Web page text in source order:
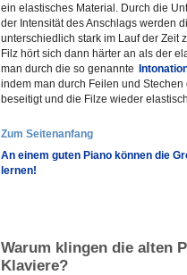
ein elastisches Material. Durch die
der Intensität des Anschlags werden
unterschiedlich stark im Lauf der Zeit
Filz hört sich dann härter an als der
man durch die so genannte
indem man durch Feilen und
beseitigt und die Filze wieder
Zum Seitenanfang
An einem guten Piano können die
lernen!
Warum klingen die alten
Klaviere?